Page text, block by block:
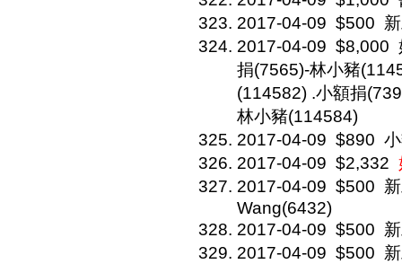
2017-04-09 $500
2017-04-09 $8,000
捐(7565)-林小豬
(114582) .小額捐
林小豬(114584)
2017-04-09 $890
2017-04-09 $2,332
2017-04-09 $500
Wang(6432)
2017-04-09 $500
2017-04-09 $500